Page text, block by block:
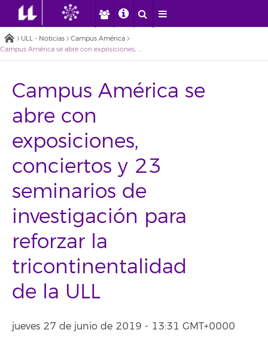
ULL - Noticias
Campus América
Campus América se abre con exposiciones, conciertos y 23 seminarios de investigación para reforzar la tricontinentalidad de la ULL
Campus América se
abre con
exposiciones,
conciertos y 23
seminarios de
investigación para
reforzar la
tricontinentalidad
de la ULL
jueves 27 de junio de 2019 - 13:31 GMT+0000